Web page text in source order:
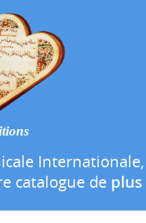
Internationale,
catalogue de